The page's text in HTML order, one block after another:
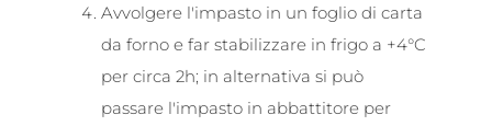
Avvolgere l'impasto in un foglio di carta
da forno e far stabilizzare in frigo a +4°C
per circa 2h; in alternativa si può
passare l'impasto in abbattitore per